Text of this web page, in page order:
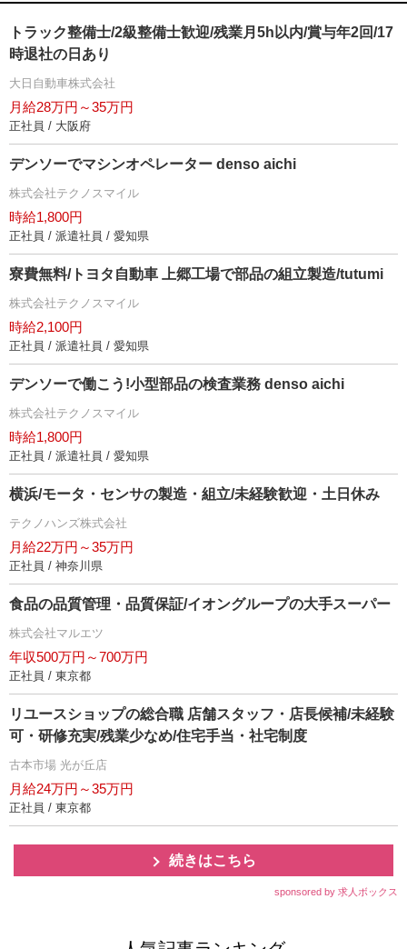
トラック整備士/2級整備士歓迎/残業月5h以内/賞与年2回/17
時退社の日あり
大日自動車株式会社
月給28万円～35万円
正社員 / 大阪府
デンソーでマシンオペレーター denso aichi
株式会社テクノスマイル
時給1,800円
正社員 / 派遣社員 / 愛知県
寮費無料/トヨタ自動車 上郷工場で部品の組立製造/tutumi
株式会社テクノスマイル
時給2,100円
正社員 / 派遣社員 / 愛知県
デンソーで働こう!小型部品の検査業務 denso aichi
株式会社テクノスマイル
時給1,800円
正社員 / 派遣社員 / 愛知県
横浜/モータ・センサの製造・組立/未経験歓迎・土日休み
テクノハンズ株式会社
月給22万円～35万円
正社員 / 神奈川県
食品の品質管理・品質保証/イオングループの大手スーパー
株式会社マルエツ
年収500万円～700万円
正社員 / 東京都
リユースショップの総合職 店舗スタッフ・店長候補/未経験
可・研修充実/残業少なめ/住宅手当・社宅制度
古本市場 光が丘店
月給24万円～35万円
正社員 / 東京都
続きはこちら
sponsored by 求人ボックス